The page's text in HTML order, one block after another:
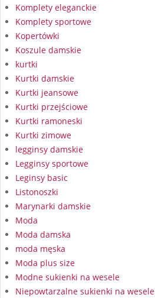
Komplety eleganckie
Komplety sportowe
Kopertówki
Koszule damskie
kurtki
Kurtki damskie
Kurtki jeansowe
Kurtki przejściowe
Kurtki ramoneski
Kurtki zimowe
legginsy damskie
Legginsy sportowe
Leginsy basic
Listonoszki
Marynarki damskie
Moda
Moda damska
moda męska
Moda plus size
Modne sukienki na wesele
Niepowtarzalne sukienki na wesele